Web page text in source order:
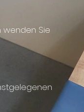
wenden Sie